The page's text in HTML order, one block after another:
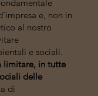
e, non in
al nostro
e sociali.
limitare, in tutte
delle
di